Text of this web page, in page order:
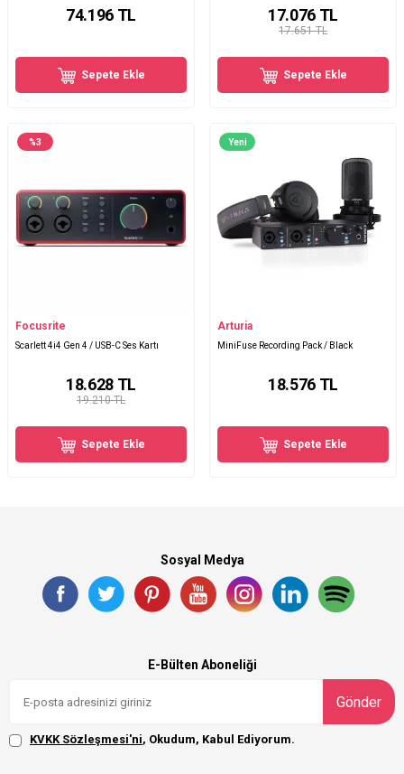
74.196TL
Sepete Ekle
17.651 TL
17.076TL
Sepete Ekle
%3
Focusrite
Scarlett 4i4 Gen 4 / USB-C Ses Kartı
19.210 TL
18.628TL
Sepete Ekle
Yeni
Arturia
MiniFuse Recording Pack / Black
18.576TL
Sepete Ekle
Sosyal Medya
E-Bülten Aboneliği
Gönder
KVKK Sözleşmesi'ni, Okudum, Kabul Ediyorum.